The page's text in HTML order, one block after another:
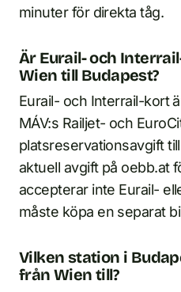
minuter för direkta tåg.
Är Eurail- och
Wien till Budapest?
Eurail- och Interrail-kort
MÁV:s Railjet- och
platsreservationsavgift
aktuell avgift på oebb.at
accepterar inte Eurail-
måste köpa en separat
Vilken station i
från Wien till?